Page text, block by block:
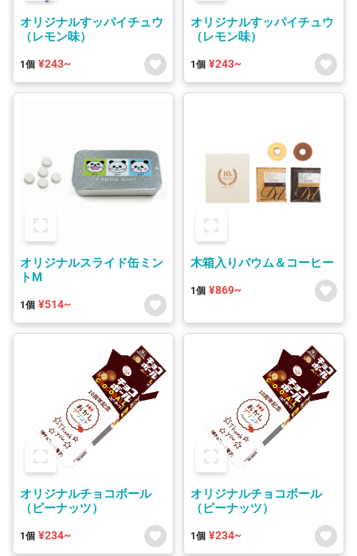
オリジナルすッパイチュウ
（レモン味）
1個 ¥243~
オリジナルすッパイチュウ
（レモン味）
1個 ¥243~
オリジナルスライド缶ミン
トM
1個 ¥514~
木箱入りバウム＆コーヒー
1個 ¥869~
オリジナルチョコボール
（ピーナッツ）
1個 ¥234~
オリジナルチョコボール
（ピーナッツ）
1個 ¥234~